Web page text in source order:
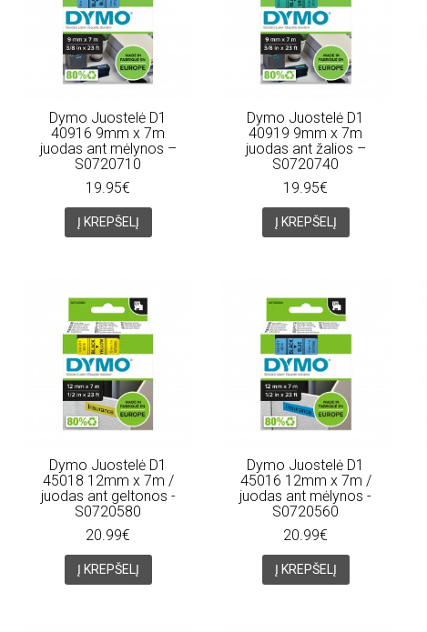
Dymo Juostelė D1
40916 9mm x 7m
juodas ant mėlynos –
S0720710
19.95€
Į KREPŠELĮ
Dymo Juostelė D1
40919 9mm x 7m
juodas ant žalios –
S0720740
19.95€
Į KREPŠELĮ
Dymo Juostelė D1
45018 12mm x 7m /
juodas ant geltonos -
S0720580
20.99€
Į KREPŠELĮ
Dymo Juostelė D1
45016 12mm x 7m /
juodas ant mėlynos -
S0720560
20.99€
Į KREPŠELĮ